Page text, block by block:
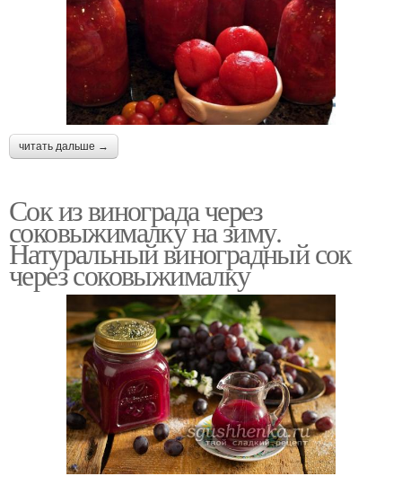
читать дальше →
Сок из винограда через
соковыжималку на зиму.
Натуральный виноградный сок
через соковыжималку